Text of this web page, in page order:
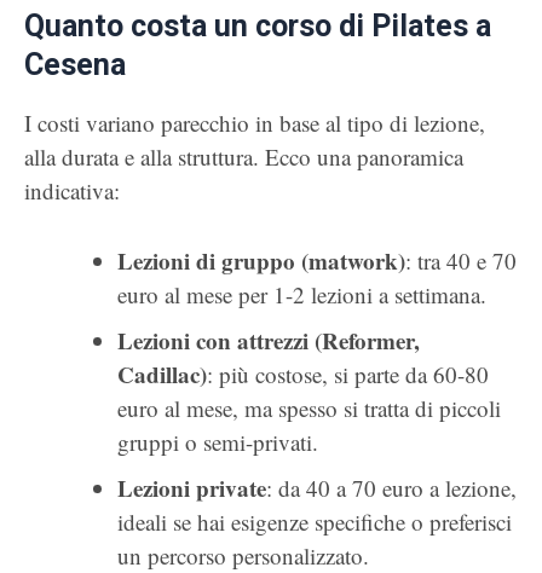
Quanto costa un corso di Pilates a
Cesena
I costi variano parecchio in base al tipo di lezione,
alla durata e alla struttura. Ecco una panoramica
indicativa:
Lezioni di gruppo (matwork): tra 40 e 70
euro al mese per 1-2 lezioni a settimana.
Lezioni con attrezzi (Reformer,
Cadillac): più costose, si parte da 60-80
euro al mese, ma spesso si tratta di piccoli
gruppi o semi-privati.
Lezioni private: da 40 a 70 euro a lezione,
ideali se hai esigenze specifiche o preferisci
un percorso personalizzato.